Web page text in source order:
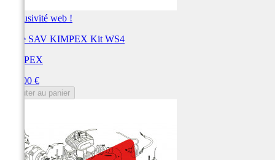
Exclusivité web !
Pièce SAV KIMPEX Kit WS4
KIMPEX
929,00 €
Ajouter au panier